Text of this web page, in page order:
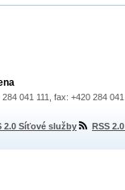
041 111, fax: +420 284
2.0 Síťové služby RSS